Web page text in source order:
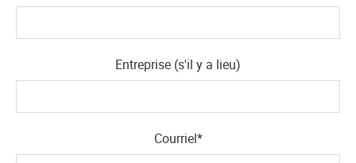
Entreprise (s'il y a lieu)
Courriel*